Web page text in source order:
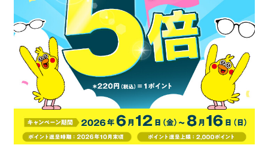
アクセ
スタッ
電話で
公式SNS